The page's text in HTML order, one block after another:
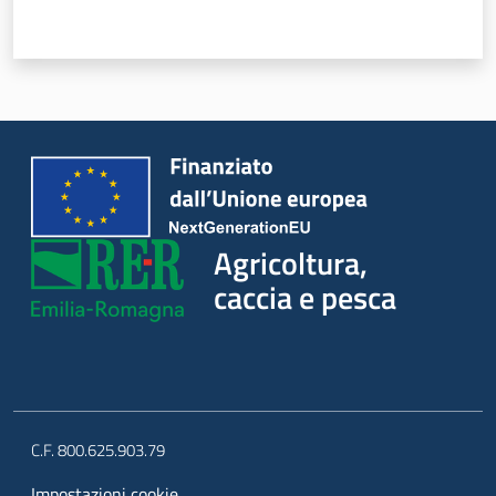
Agricoltura,
caccia e pesca
C.F. 800.625.903.79